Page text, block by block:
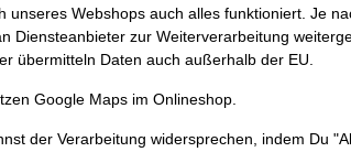
Salat, Zitronengras, Koriander,
mit Limettensoße (Scharf)
unseres Webshops auch alles funktioniert. Je
Diensteanbieter zur Weiterverarbeitung
übermitteln Daten auch außerhalb der EU.
Google Maps im Onlineshop.
der Verarbeitung widersprechen, indem Du